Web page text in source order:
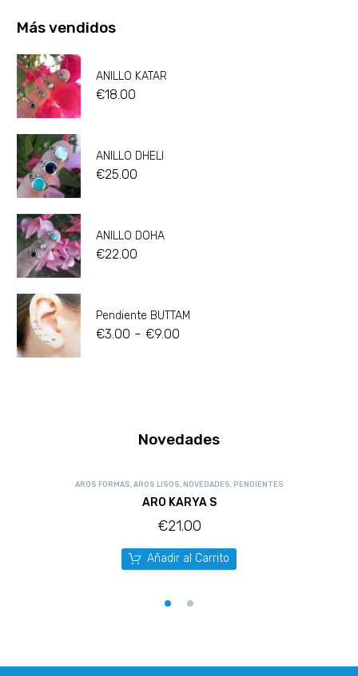
Más vendidos
ANILLO KATAR
€18.00
ANILLO DHELI
€25.00
ANILLO DOHA
€22.00
Pendiente BUTTAM
€3.00 - €9.00
Novedades
AROS FORMAS AROS LISOS NOVEDADES PENDIENTES
ARO KARYA S
€21.00
Añadir al Carrito